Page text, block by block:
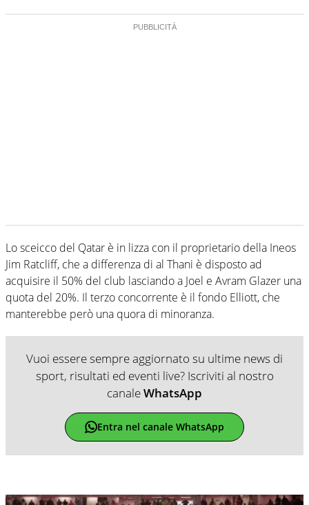
Lo sceicco del Qatar è in lizza con il proprietario della Ineos
Jim Ratcliff, che a differenza di al Thani è disposto ad
acquisire il 50% del club lasciando a Joel e Avram Glazer una
quota del 20%. Il terzo concorrente è il fondo Elliott, che
manterebbe però una quora di minoranza.
Vuoi essere sempre aggiornato su ultime news di
sport, risultati ed eventi live? Iscriviti al nostro
canaleWhatsApp
Entra nel canale WhatsApp